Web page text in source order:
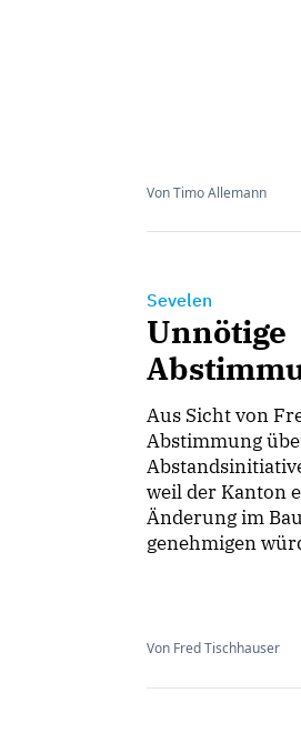
Von Timo Allemann
Sevelen
Unnötige
Aus Sicht von
Abstimmung
weil der Kanton
Änderung im
genehmigen
Von Fred Tischhauser